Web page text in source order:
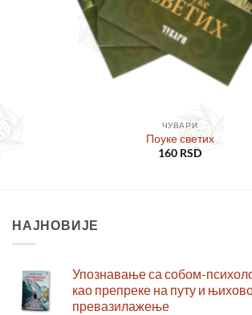
ЧУВАРИ
Поуке светих
160 RSD
НАЈНОВИЈЕ
Упознавање са собом-
као препреке на путу и
превазилажење